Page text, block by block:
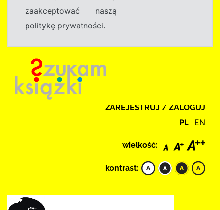
zaakceptować naszą
politykę prywatności.
ZAREJESTRUJ / ZALOGUJ
PL EN
wielkość:
kontrast: